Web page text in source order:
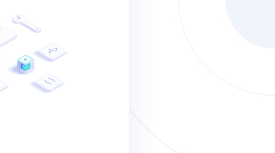
Tự động tính toán và thông báo
khi nhân viên đến tuổi nghỉ hưu
theo đúng quy định của Bộ luật